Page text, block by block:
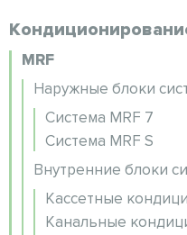
MRF
Наружные блоки
Система MRF 7
Система MRF S
Внутренние блоки
Кассетные
Канальные